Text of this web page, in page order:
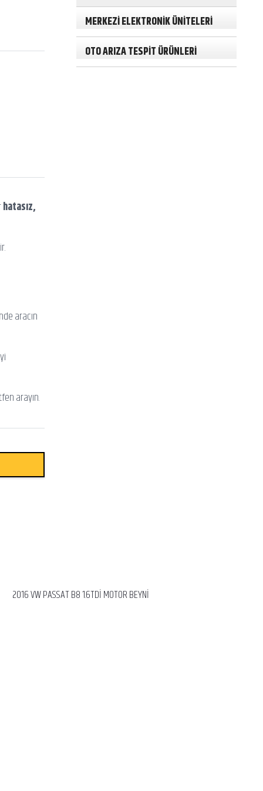
hatasız,
aracın
arayın.
MERKEZİ ELEKTRONİK ÜNİTELERİ
OTO ARIZA TESPİT ÜRÜNLERİ
2016 VW PASSAT B8 1.6TDİ MOTOR BEYNİ